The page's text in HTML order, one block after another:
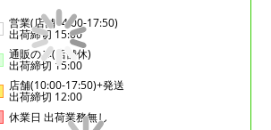
営業(店舗14:00-17:50)
出荷締切 15:00
通販のみ(店舗休)
出荷締切 15:00
店舗(10:00-17:50)+発送
出荷締切 12:00
休業日 出荷業務無し